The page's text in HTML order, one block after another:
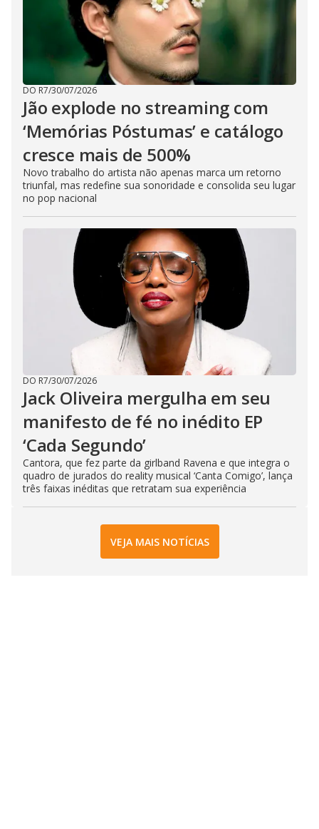
DO R7/30/07/2026
Jão explode no streaming com
‘Memórias Póstumas’ e catálogo
cresce mais de 500%
Novo trabalho do artista não apenas marca um retorno
triunfal, mas redefine sua sonoridade e consolida seu lugar
no pop nacional
DO R7/30/07/2026
Jack Oliveira mergulha em seu
manifesto de fé no inédito EP
‘Cada Segundo’
Cantora, que fez parte da girlband Ravena e que integra o
quadro de jurados do reality musical ‘Canta Comigo’, lança
três faixas inéditas que retratam sua experiência
VEJA MAIS NOTÍCIAS